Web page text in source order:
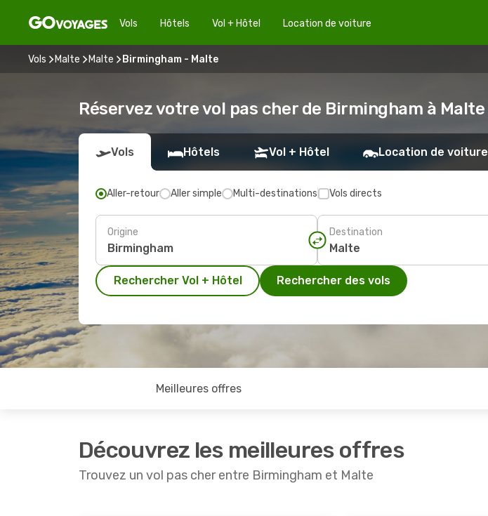
Vols Hôtels Vol + Hôtel Location de voiture
Vols Malte Malte Birmingham - Malte
Réservez votre vol pas cher de Birmingham à Malte
Vols Hôtels Vol + Hôtel Location de voiture
Aller-retour Aller simple Multi-destinations Vols directs
Origine Destination
Rechercher Vol + Hôtel Rechercher des vols
Meilleures offres
Découvrez les meilleures offres
Trouvez un vol pas cher entre Birmingham et Malte